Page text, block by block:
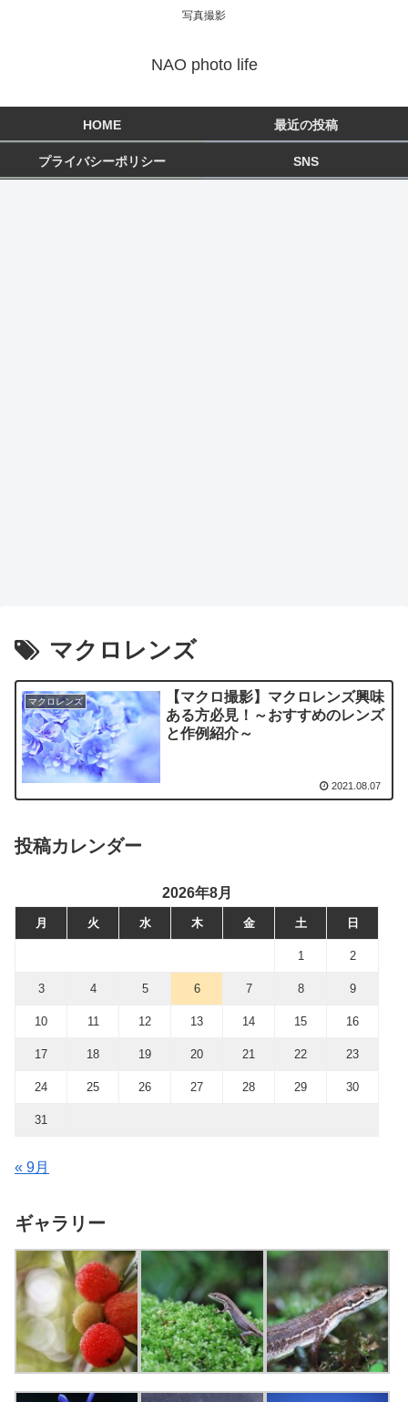
写真撮影
NAO photo life
HOME 最近の投稿
プライバシーポリシー SNS
マクロレンズ
マクロレンズ
【マクロ撮影】マクロレンズ興味
ある方必見！～おすすめのレンズ
と作例紹介～
2021.08.07
投稿カレンダー
2026年8月
月 火 水 木 金 土 日
1 2
3 4 5 6 7 8 9
10 11 12 13 14 15 16
17 18 19 20 21 22 23
24 25 26 27 28 29 30
31
« 9月
ギャラリー